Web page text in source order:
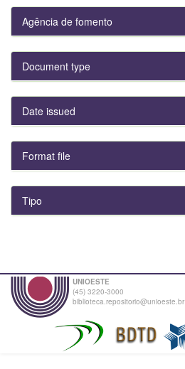
Agência de fomento
Document type
Date issued
Format file
Tipo
UNIOESTE
(45) 3220-3000
biblioteca.repositorio@unioeste.br